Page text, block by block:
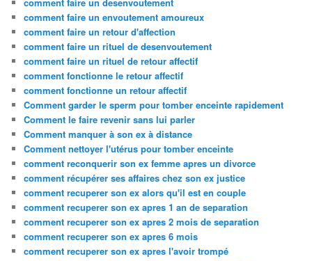
comment faire un envoutement amoureux
comment faire un retour d'affection
comment faire un rituel de desenvoutement
comment faire un rituel de retour affectif
comment fonctionne le retour affectif
comment fonctionne un retour affectif
Comment garder le sperm pour tomber enceinte rapidement
Comment le faire revenir sans lui parler
Comment manquer à son ex à distance
Comment nettoyer l'utérus pour tomber enceinte
comment reconquerir son ex femme apres un divorce
comment récupérer ses affaires chez son ex justice
comment recuperer son ex alors qu'il est en couple
comment recuperer son ex apres 1 an de separation
comment recuperer son ex apres 2 mois de separation
comment recuperer son ex apres 6 mois
comment recuperer son ex apres l'avoir trompé